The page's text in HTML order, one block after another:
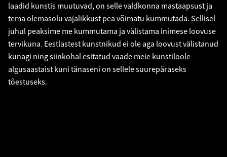
laadid kunstis muutuvad, on selle valdkonna mastaapsust ja
tema olemasolu vajalikkust pea võimatu kummutada. Sellisel
juhul peaksime me kummutama ja välistama inimese loovuse
tervikuna. Eestlastest kunstnikud ei ole aga loovust välistanud
kunagi ning siinkohal esitatud vaade meie kunstiloole
algusaastaist kuni tänaseni on sellele suurepäraseks
tõestuseks.